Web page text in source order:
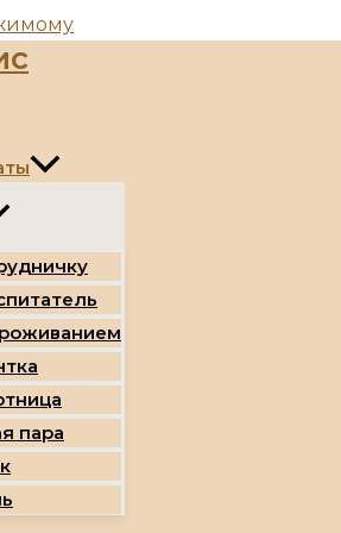
пара